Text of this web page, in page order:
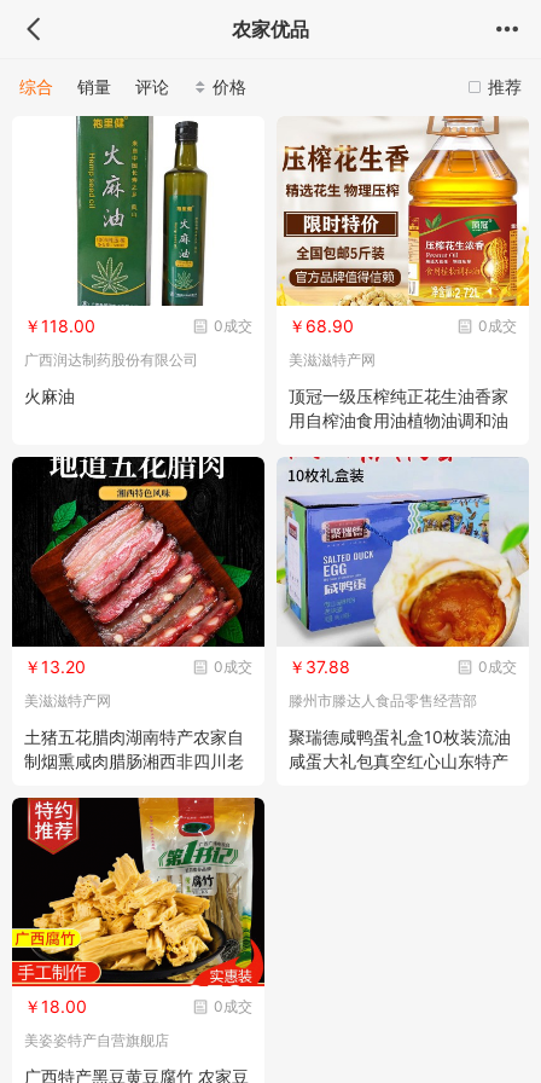
农家优品
推荐
综合 销量 评论 价格
0成交
￥118.00
广西润达制药股份有限公司
火麻油
0成交
￥68.90
美滋滋特产网
顶冠一级压榨纯正花生油香家
用自榨油食用油植物油调和油
0成交
￥13.20
美滋滋特产网
土猪五花腊肉湖南特产农家自
制烟熏咸肉腊肠湘西非四川老
0成交
￥37.88
滕州市滕达人食品零售经营部
聚瑞德咸鸭蛋礼盒10枚装流油
咸蛋大礼包真空红心山东特产
0成交
￥18.00
美姿姿特产自营旗舰店
广西特产黑豆黄豆腐竹 农家豆